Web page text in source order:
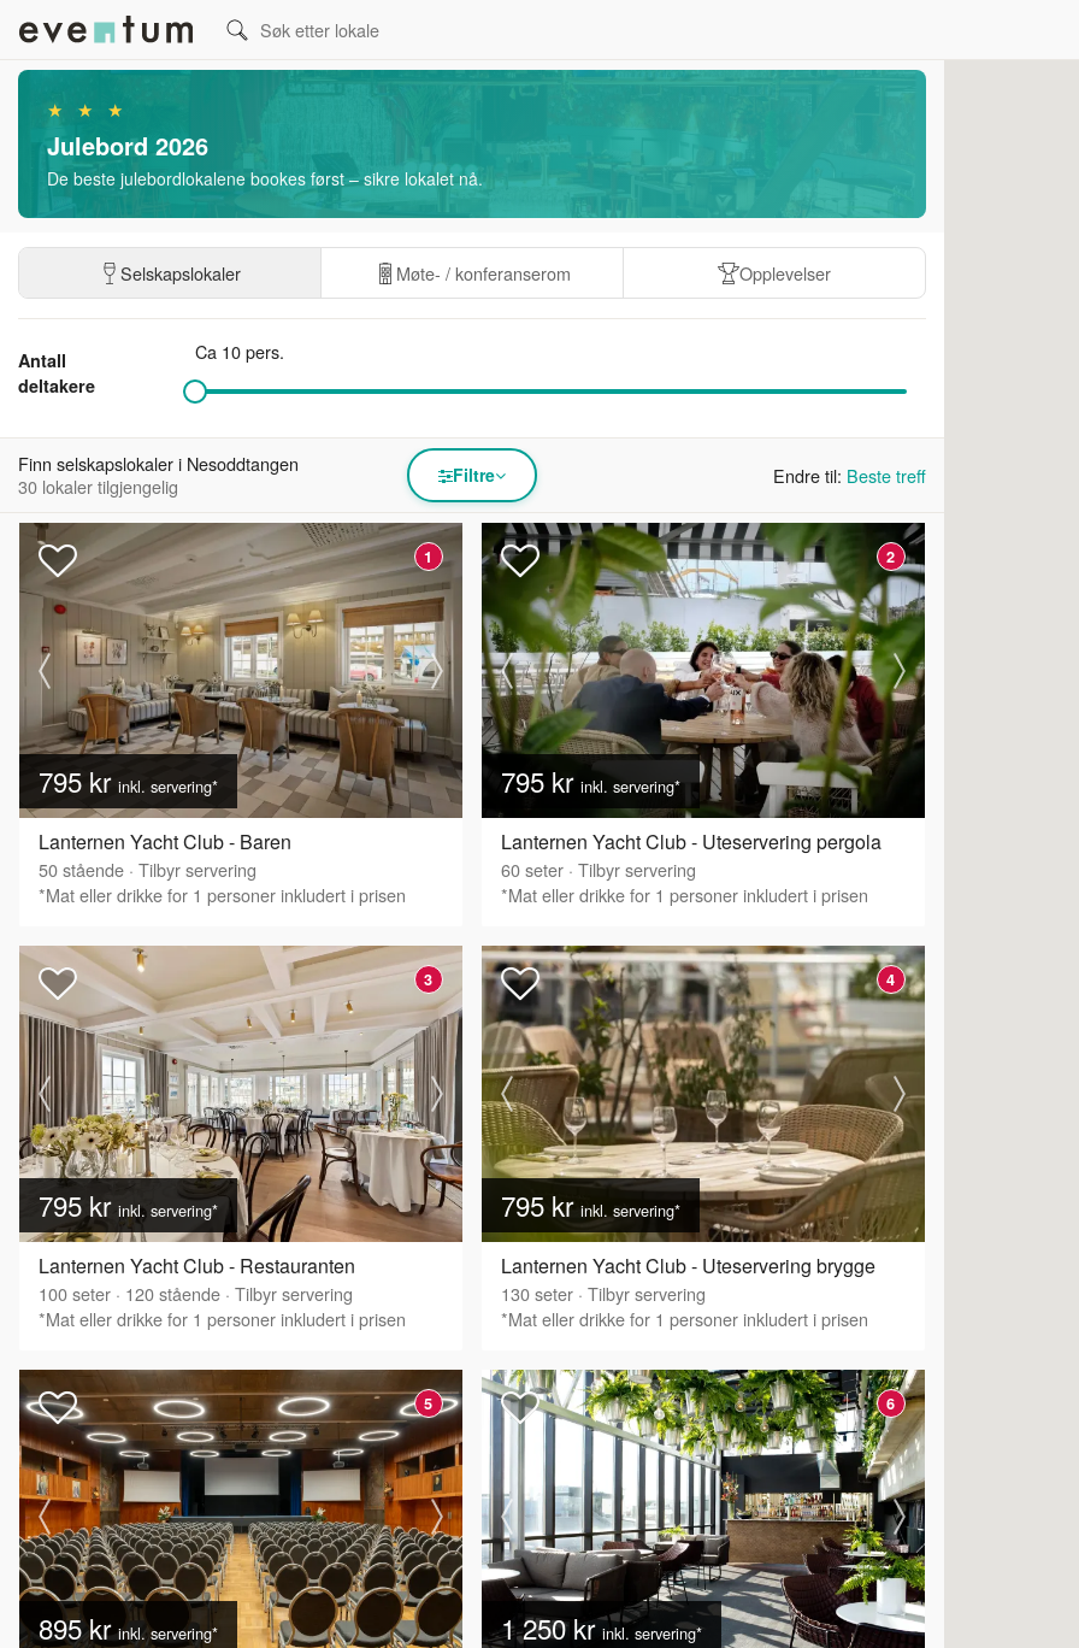
★ ★ ★
Julebord 2026
De beste julebordlokalene bookes først – sikre lokalet nå.
Selskapslokaler Møte- / konferanserom Opplevelser
Antall
deltakere
Ca 10 pers.
Finn selskapslokaler i Nesoddtangen
30 lokaler tilgjengelig
Filtre Endre til: Beste treff
1
795 kr inkl. servering*
Lanternen Yacht Club - Baren
50stående · Tilbyr servering
*Mat eller drikke for 1 personer inkludert i prisen
2
795 kr inkl. servering*
Lanternen Yacht Club - Uteservering pergola
60seter · Tilbyr servering
*Mat eller drikke for 1 personer inkludert i prisen
3
795 kr inkl. servering*
Lanternen Yacht Club - Restauranten
100seter · 120stående · Tilbyr servering
*Mat eller drikke for 1 personer inkludert i prisen
4
795 kr inkl. servering*
Lanternen Yacht Club - Uteservering brygge
130seter · Tilbyr servering
*Mat eller drikke for 1 personer inkludert i prisen
5
895 krinkl. servering*
6
1 250 krinkl. servering*